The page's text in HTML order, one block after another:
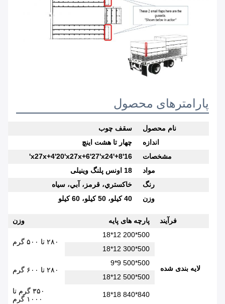
پارامترهای محصول
نام محصول
سقف چوب
اندازه
چهار تا هشت اينچ
مشخصات
16'x27x+4'20'x27x+6'27'x24'+8'
مواد
18 اونس پلنگ وینیلی
رنگ
خاکستري، قرمز، آبي، سياه
وزن
40 کيلو، 50 کيلو، 60 کيلو
فرآیند پارچه های پایه وزن
لایه بندی شده
500*200 12*18
۲۸۰ تا ۵۰۰ گرم
500*300 12*18
500*500 9*9
۲۸۰ تا ۶۰۰ گرم
500*500 12*18
840*840 18*18
۳۵۰ گرم تا
۱۰۰۰ گرم